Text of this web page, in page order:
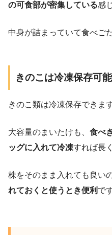
の可食部が密集している感
中身が詰まっていて食べご
きのこは冷凍保存可能
きのこ類は冷凍保存できます
大容量のまいたけも、 食べ
ッグに入れて冷凍すれば長
株をそのまま入れても良い
れておくと使うとき便利 で